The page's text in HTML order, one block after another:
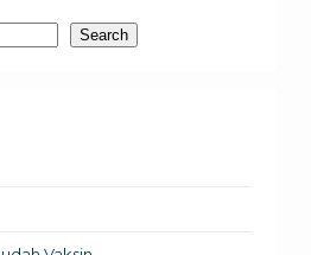
Search